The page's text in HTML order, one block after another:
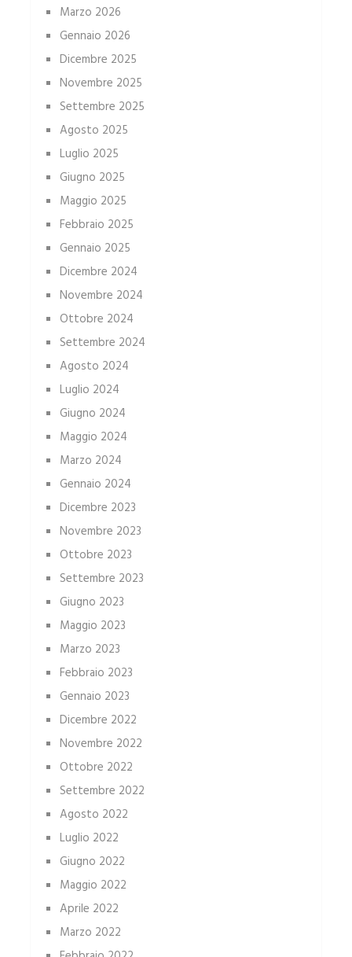
Marzo 2026
Gennaio 2026
Dicembre 2025
Novembre 2025
Settembre 2025
Agosto 2025
Luglio 2025
Giugno 2025
Maggio 2025
Febbraio 2025
Gennaio 2025
Dicembre 2024
Novembre 2024
Ottobre 2024
Settembre 2024
Agosto 2024
Luglio 2024
Giugno 2024
Maggio 2024
Marzo 2024
Gennaio 2024
Dicembre 2023
Novembre 2023
Ottobre 2023
Settembre 2023
Giugno 2023
Maggio 2023
Marzo 2023
Febbraio 2023
Gennaio 2023
Dicembre 2022
Novembre 2022
Ottobre 2022
Settembre 2022
Agosto 2022
Luglio 2022
Giugno 2022
Maggio 2022
Aprile 2022
Marzo 2022